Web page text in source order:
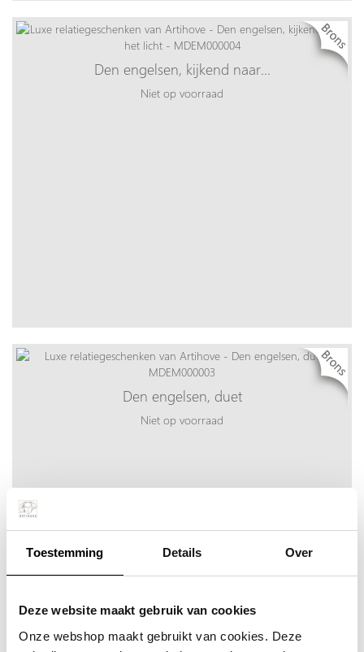
Toestemming Details Over
Deze website maakt gebruik van cookies
Onze webshop maakt gebruikt van cookies. Deze
Den engelsen, kijkend naar…
Niet op voorraad
Den engelsen, duet
Niet op voorraad